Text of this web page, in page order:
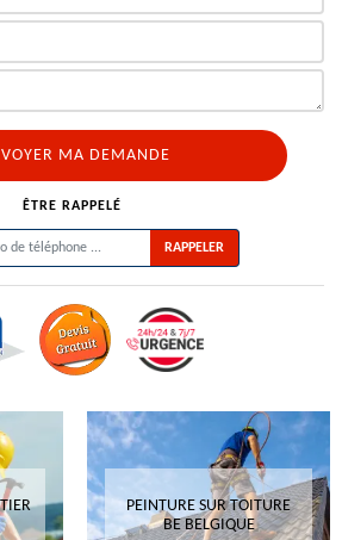
ÊTRE RAPPELÉ
PEINTURE SUR TOITURE
BE BELGIQUE